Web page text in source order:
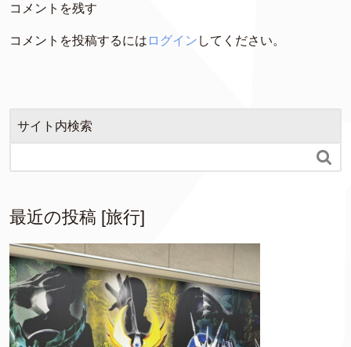
コメントを残す
コメントを投稿するには ログイン してください。
サイト内検索

最近の投稿 [旅行]